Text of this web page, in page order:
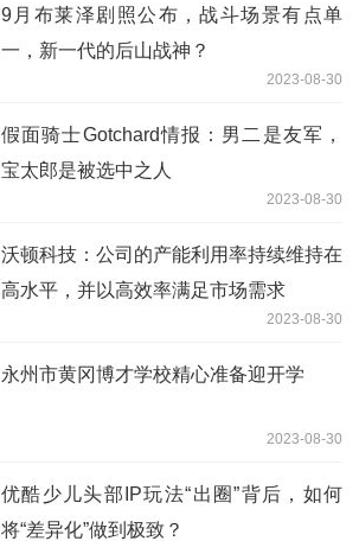
9月布莱泽剧照公布，战斗场景有点单
一，新一代的后山战神？
2023-08-30
假面骑士Gotchard情报：男二是友军，
宝太郎是被选中之人
2023-08-30
沃顿科技：公司的产能利用率持续维持在
高水平，并以高效率满足市场需求
2023-08-30
永州市黄冈博才学校精心准备迎开学
2023-08-30
优酷少儿头部IP玩法“出圈”背后，如何
将“差异化”做到极致？